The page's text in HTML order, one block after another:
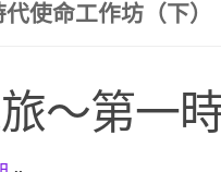
使命工作坊（下）
〜第一